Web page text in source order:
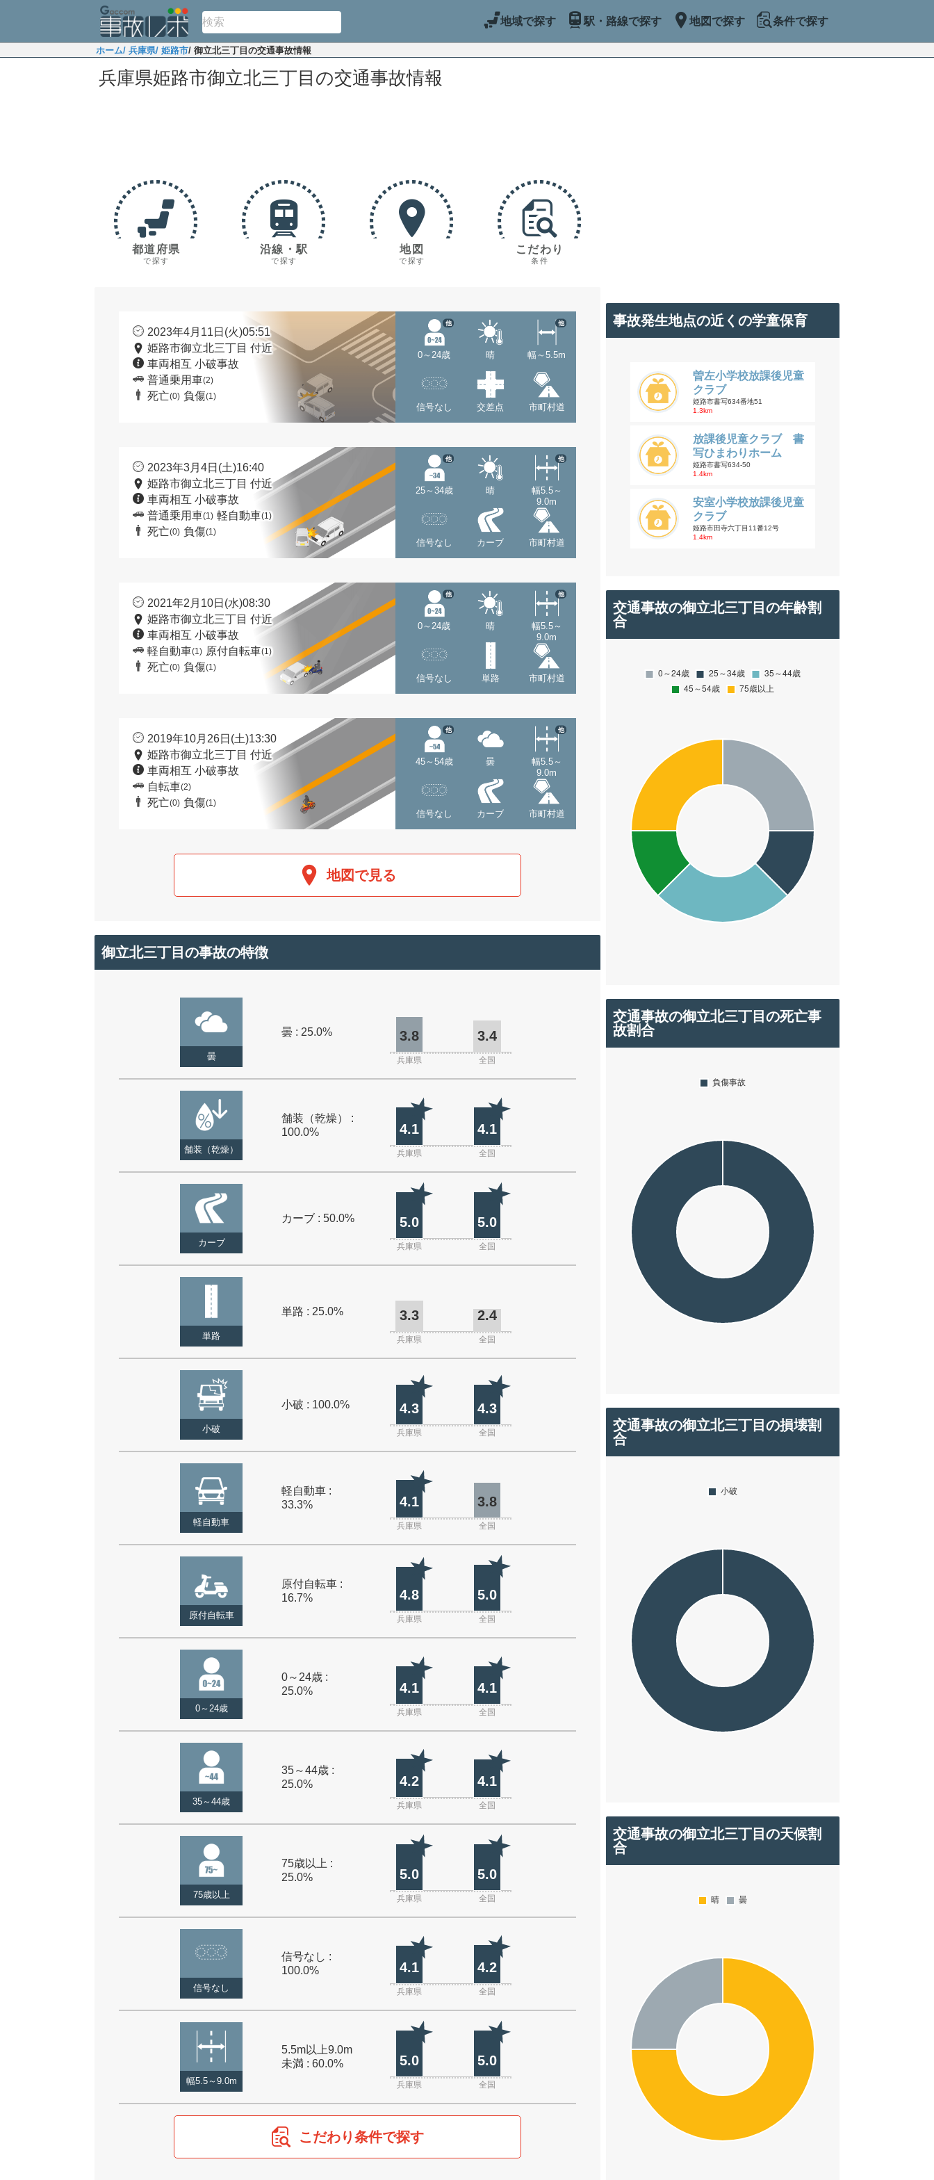
地域で探す 駅・路線で探す 地図で探す 条件で探す
ホーム/ 兵庫県/ 姫路市/ 御立北三丁目の交通事故情報
兵庫県姫路市御立北三丁目の交通事故情報
都道府県
で探す
沿線・駅
で探す
地図
で探す
こだわり
条件
2023年4月11日(火)05:51
姫路市御立北三丁目 付近
車両相互 小破事故
普通乗用車(2)
死亡(0) 負傷(1)
0～24歳
他
晴 幅～5.5m
他
信号なし 交差点 市町村道
2023年3月4日(土)16:40
姫路市御立北三丁目 付近
車両相互 小破事故
普通乗用車(1) 軽自動車(1)
死亡(0) 負傷(1)
25～34歳
他
晴
幅5.5～
9.0m
他
信号なし カーブ 市町村道
2021年2月10日(水)08:30
姫路市御立北三丁目 付近
車両相互 小破事故
軽自動車(1) 原付自転車(1)
死亡(0) 負傷(1)
0～24歳
他
晴
幅5.5～
9.0m
他
信号なし 単路 市町村道
2019年10月26日(土)13:30
姫路市御立北三丁目 付近
車両相互 小破事故
自転車(2)
死亡(0) 負傷(1)
45～54歳
他
曇
幅5.5～
9.0m
他
信号なし カーブ 市町村道
地図で見る
御立北三丁目の事故の特徴
曇
曇 : 25.0% 3.8 3.4
兵庫県 全国
舗装（乾燥）
舗装（乾燥） :
100.0%
4.1 4.1
兵庫県 全国
カーブ
カーブ : 50.0% 5.0 5.0
兵庫県 全国
単路
単路 : 25.0% 3.3 2.4
兵庫県 全国
小破
小破 : 100.0% 4.3 4.3
兵庫県 全国
軽自動車
軽自動車 :
33.3%
4.1 3.8
兵庫県 全国
原付自転車
原付自転車 :
16.7%
4.8 5.0
兵庫県 全国
0～24歳
0～24歳 :
25.0%
4.1 4.1
兵庫県 全国
35～44歳
35～44歳 :
25.0%
4.2 4.1
兵庫県 全国
75歳以上
75歳以上 :
25.0%
5.0 5.0
兵庫県 全国
信号なし
信号なし :
100.0%
4.1 4.2
兵庫県 全国
幅5.5～9.0m
5.5m以上9.0m
未満 : 60.0%
5.0 5.0
兵庫県 全国
こだわり条件で探す
事故発生地点の近くの学童保育
曽左小学校放課後児童
クラブ
姫路市書写634番地51
1.3km
放課後児童クラブ 書
写ひまわりホーム
姫路市書写634-50
1.4km
安室小学校放課後児童
クラブ
姫路市田寺六丁目11番12号
1.4km
交通事故の御立北三丁目の年齢割
合
交通事故の御立北三丁目の死亡事
故割合
交通事故の御立北三丁目の損壊割
合
交通事故の御立北三丁目の天候割
合